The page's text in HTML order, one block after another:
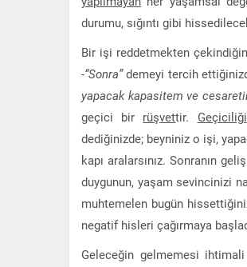
durumu, sığıntı gibi
Bir işi reddetmekten
-“Sonra”demeyi tercih
yapacak kapasitem ve
geçici bir rüşvettir. Geçiciliği
dediğinizde; beyniniz o işi,
kapı aralarsınız. Sonranın
duygunun, yaşam sevincinizi
muhtemelen bugün
negatif hisleri çağırmaya
Geleceğin gelmemesi